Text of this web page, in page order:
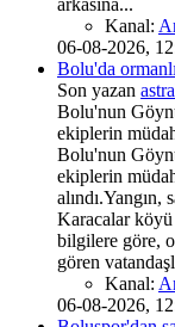
arkasına...
Kanal:
06-08-2026,
Bolu'da
Son yazan
Bolu'nun
ekiplerin
Bolu'nun
ekiplerin
alındı.Yangın,
Karacalar köyü
bilgilere göre,
gören
Kanal:
06-08-2026,